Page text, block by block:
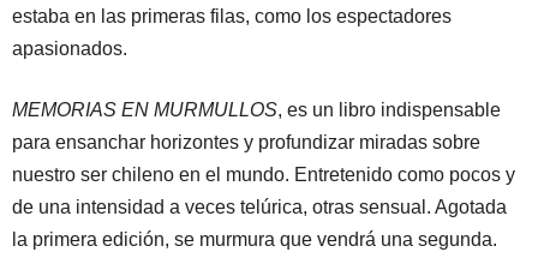
estaba en las primeras filas, como los espectadores
apasionados.
MEMORIAS EN MURMULLOS, es un libro indispensable
para ensanchar horizontes y profundizar miradas sobre
nuestro ser chileno en el mundo. Entretenido como pocos y
de una intensidad a veces telúrica, otras sensual. Agotada
la primera edición, se murmura que vendrá una segunda.